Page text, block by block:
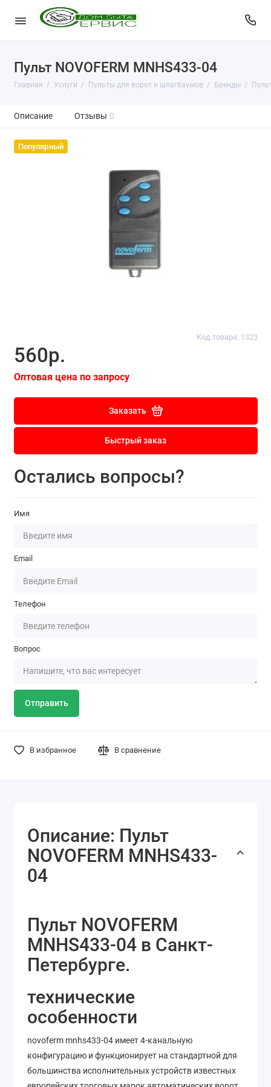
Пульт NOVOFERM MNHS433-04
Главная Услуги Пульты для ворот и шлагбаумов Бренды
Описание Отзывы 0
Популярный
Код товара: 1323
560р.
Оптовая цена по запросу
Заказать
Быстрый заказ
Остались вопросы?
Имя
Email
Телефон
Вопрос
Отправить
В избранное В сравнение
Описание: Пульт
NOVOFERM MNHS433-
04
Пульт NOVOFERM
MNHS433-04 в Санкт-
Петербурге.
технические
особенности
novoferm mnhs433-04 имеет 4-канальную
конфигурацию и функционирует на стандартной для
большинства исполнительных устройств известных